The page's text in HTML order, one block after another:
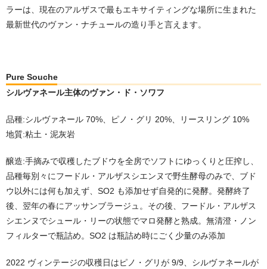
ラーは、現在のアルザスで最もエキサイティングな場所に生まれた
最新世代のヴァン・ナチュールの造り手と言えます。
Pure Souche
シルヴァネール主体のヴァン・ド・ソワフ
品種:シルヴァネール 70%、ピノ・グリ 20%、リースリング 10%
地質:粘土・泥灰岩
醸造:手摘みで収穫したブドウを全房でソフトにゆっくりと圧搾し、
品種毎別々にフードル・アルザスシエンヌで野生酵母のみで、ブド
ウ以外には何も加えず、SO2 も添加せず自発的に発酵。発酵終了
後、翌年の春にアッサンブラージュ。その後、フードル・アルザス
シエンヌでシュール・リーの状態でマロ発酵と熟成。無清澄・ノン
フィルターで瓶詰め。SO2 は瓶詰め時にごく少量のみ添加
2022 ヴィンテージの収穫日はピノ・グリが 9/9、シルヴァネールが